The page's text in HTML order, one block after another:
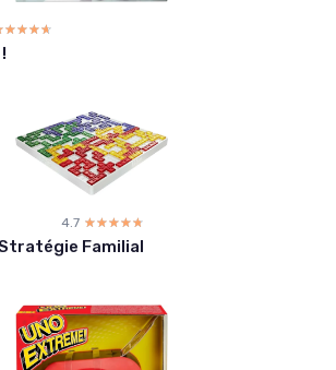
4.7 ☆☆☆☆☆
★★★★★
Familial